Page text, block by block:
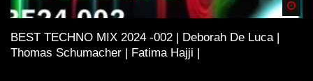
BEST TECHNO MIX 2024 -002 | Deborah De Luca |
Thomas Schumacher | Fatima Hajji |